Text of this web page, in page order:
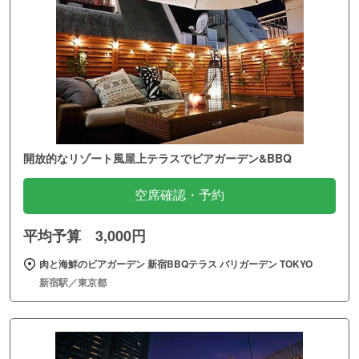
開放的なリゾート風屋上テラスでビアガーデン&BBQ
空席確認・予約
平均予算 3,000円
肉と海鮮のビアガーデン 新宿BBQテラス バリガーデン TOKYO
新宿駅／東京都